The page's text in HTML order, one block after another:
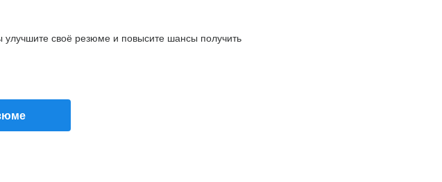
улучшите своё резюме и повысите шансы получить